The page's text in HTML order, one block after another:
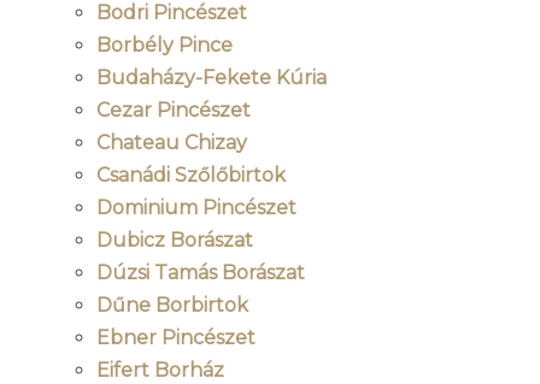
Bodri Pincészet
Borbély Pince
Budaházy-Fekete Kúria
Cezar Pincészet
Chateau Chizay
Csanádi Szőlőbirtok
Dominium Pincészet
Dubicz Borászat
Dúzsi Tamás Borászat
Dűne Borbirtok
Ebner Pincészet
Eifert Borház